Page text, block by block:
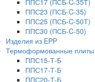
ППС17 (ПСБ-C-35Т)
ППС23 (ПСБ-C-35)
ППС25 (ПСБ-C-50Т)
ППС30 (ПСБ-C-50)
Изделия из EPP
Термоформованные плиты
ППС15-Т-Б
ППС17-Т-Б
ППС20-Т-Б